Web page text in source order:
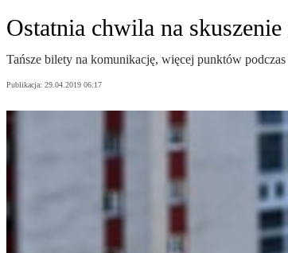
Ostatnia chwila na
Tańsze bilety na komunikację, więcej punktów
Publikacja: 29.04.2019 06:17